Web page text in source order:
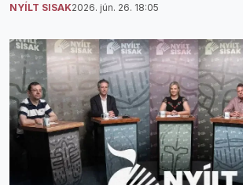
NYÍLT SISAK2026. jún. 26. 18:05